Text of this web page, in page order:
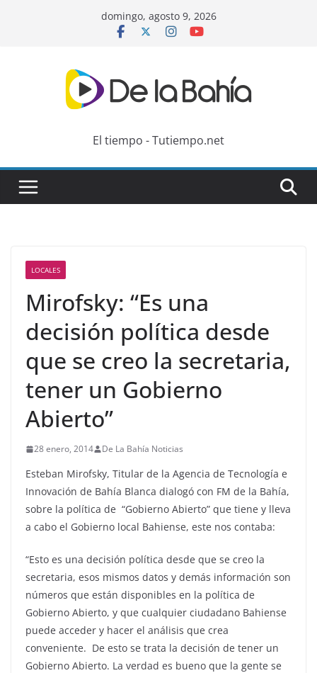
domingo, agosto 9, 2026
El tiempo - Tutiempo.net
LOCALES
Mirofsky: “Es una
decisión política desde
que se creo la secretaria,
tener un Gobierno
Abierto”
28 enero, 2014 De La Bahía Noticias
Esteban Mirofsky, Titular de la Agencia de Tecnología e
Innovación de Bahía Blanca dialogó con FM de la Bahía,
sobre la política de “Gobierno Abierto” que tiene y lleva
a cabo el Gobierno local Bahiense, este nos contaba:
“Esto es una decisión política desde que se creo la
secretaria, esos mismos datos y demás información son
números que están disponibles en la política de
Gobierno Abierto, y que cualquier ciudadano Bahiense
puede acceder y hacer el análisis que crea
conveniente. De esto se trata la decisión de tener un
Gobierno Abierto. La verdad es bueno que la gente se